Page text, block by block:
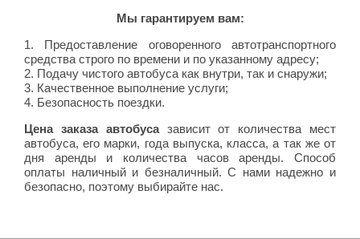
Мы гарантируем вам:
1. Предоставление оговоренного автотранспортного
средства строго по времени и по указанному адресу;
2. Подачу чистого автобуса как внутри, так и снаружи;
3. Качественное выполнение услуги;
4. Безопасность поездки.
Цена заказа автобусазависит от количества мест
автобуса, его марки, года выпуска, класса, а так же от
дня аренды и количества часов аренды. Способ
оплаты наличный и безналичный. С нами надежно и
безопасно, поэтому выбирайте нас.